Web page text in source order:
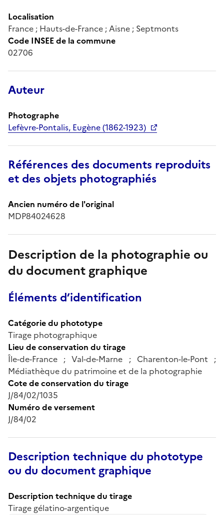
Localisation
France ; Hauts-de-France ; Aisne ; Septmonts
Code INSEE de la commune
02706
Auteur
Photographe
Lefèvre-Pontalis, Eugène (1862-1923)
Références des documents reproduits
et des objets photographiés
Ancien numéro de l'original
MDP84024628
Description de la photographie ou
du document graphique
Éléments d’identification
Catégorie du phototype
Tirage photographique
Lieu de conservation du tirage
Île-de-France ; Val-de-Marne ; Charenton-le-Pont ;
Médiathèque du patrimoine et de la photographie
Cote de conservation du tirage
J/84/02/1035
Numéro de versement
J/84/02
Description technique du phototype
ou du document graphique
Description technique du tirage
Tirage gélatino-argentique